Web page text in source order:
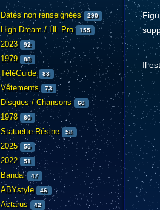
Dates non renseignées 290
High Dream / HL Pro 155
2023 92
1979 88
TéléGuide 88
Vêtements 73
Disques / Chansons 60
1978 60
Statuette Résine 58
2025 55
2022 51
Bandai 47
ABYstyle 46
Actarus 42
Il